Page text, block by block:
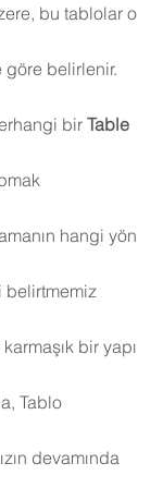
bu tablolar o
belirlenir.
bir Table
hangi yön
belirtmemiz
bir yapı
Tablo
devamında